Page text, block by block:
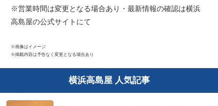
※営業時間は変更となる場合あり・最新情報の確認は横浜
高島屋の公式サイトにて
※画像はイメージ
※掲載内容は予告なく変更となる場合あり
横浜高島屋 人気記事